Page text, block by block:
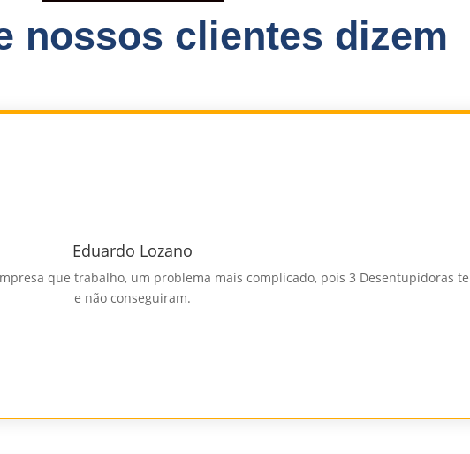
nossos clientes dizem
Eduardo Lozano
que trabalho, um problema mais complicado, pois 3 Desentupidoras
e não conseguiram.